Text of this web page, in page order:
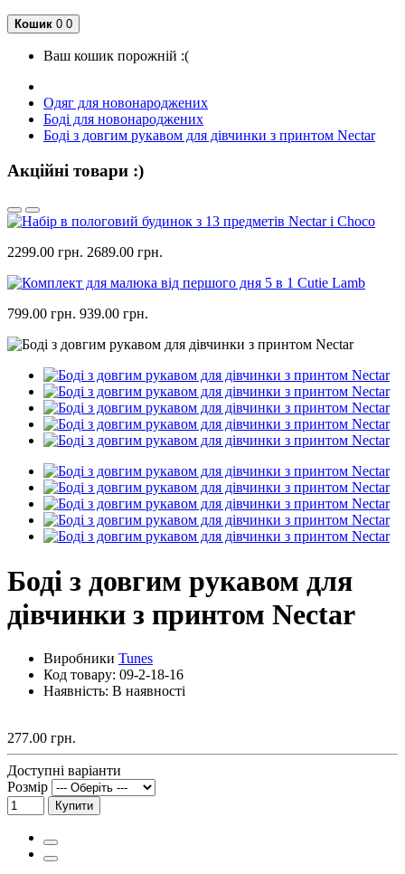
Кошик 0 0
Ваш кошик порожній :(
Одяг для новонароджених
Боді для новонароджених
Боді з довгим рукавом для дівчинки з принтом Nectar
Акційні товари :)
2299.00 грн. 2689.00 грн.
799.00 грн. 939.00 грн.
Боді з довгим рукавом для
дівчинки з принтом Nectar
Виробники Tunes
Код товару: 09-2-18-16
Наявність: В наявності
277.00 грн.
Доступні варіанти
Розмір
Купити